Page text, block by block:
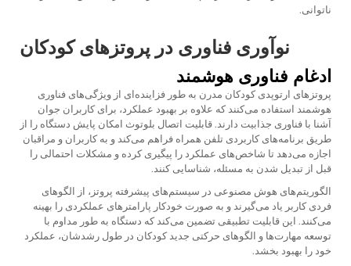
ناتوانی.
نوآوری فناوری در پروتزهای کودکان
ادغام فناوری هوشمند
پروتزهای ارتوپدی کودکان مدرن به طور فزاینده‌ای از ویژگی‌های فناوری
هوشمند استفاده می‌کنند که علاوه بر بهبود عملکرد، برای کاربران جوان
آشنا با فناوری جذابیت دارند. قابلیت اتصال بلوتوث امکان پایش دستگاه را از
طریق برنامه‌های کاربردی تلفن همراه فراهم می‌کند و به کاربران و مراقبان
اجازه می‌دهد تا شاخص‌های عملکرد را پیگیری کرده و مشکلات احتمالی را
قبل از تبدیل شدن به مسئله، شناسایی کنند.
الگوریتم‌های هوش مصنوعی در سیستم‌های پیشرفته پروتز، از الگوهای
فردی کاربر یاد می‌گیرند و به صورت خودکار پارامترهای عملکردی را بهینه
می‌کنند. این قابلیت تطبیقی تضمین می‌کند که دستگاه به طور مداوم با
توسعه مهارت‌ها و الگوهای حرکتی جدید کودکان در طول رشدشان، عملکرد
خود را بهبود بخشد.